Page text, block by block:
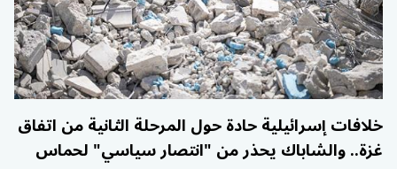
خلافات إسرائيلية حادة حول المرحلة الثانية من اتفاق
غزة.. والشاباك يحذر من "انتصار سياسي" لحماس